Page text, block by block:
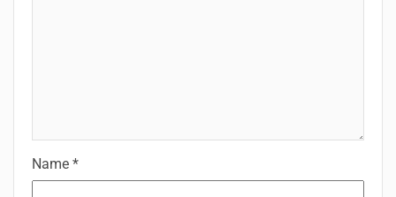
Name *